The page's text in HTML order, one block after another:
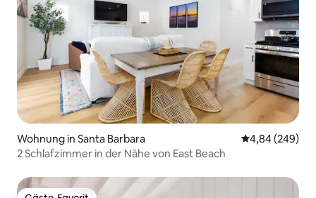
Wohnung in Santa Barbara
4,84 (249)
2 Schlafzimmer in der Nähe von East Beach